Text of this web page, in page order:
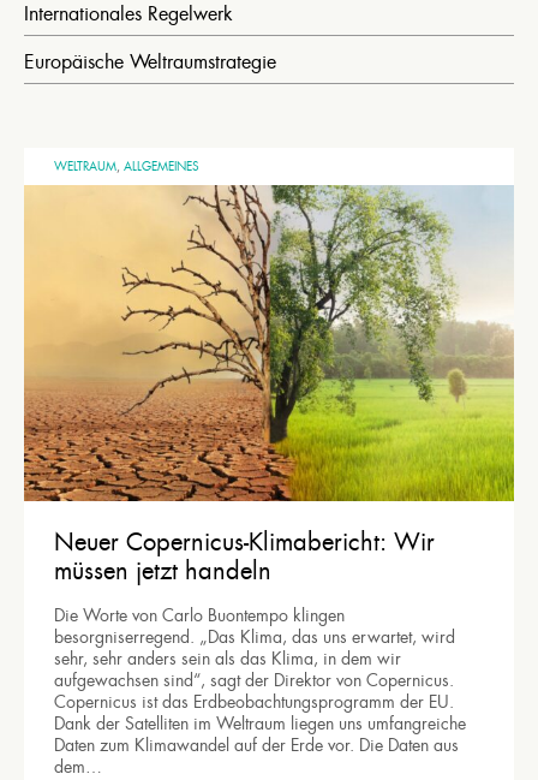
Internationales Regelwerk
Europäische Weltraumstrategie
WELTRAUM ALLGEMEINES
Neuer Copernicus-Klimabericht: Wir
müssen jetzt handeln
Die Worte von Carlo Buontempo klingen
besorgniserregend. „Das Klima, das uns erwartet, wird
sehr, sehr anders sein als das Klima, in dem wir
aufgewachsen sind“, sagt der Direktor von Copernicus.
Copernicus ist das Erdbeobachtungsprogramm der EU.
Dank der Satelliten im Weltraum liegen uns umfangreiche
Daten zum Klimawandel auf der Erde vor. Die Daten aus
dem…